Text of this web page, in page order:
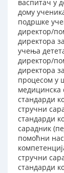
васпитач у
дому
подршке
директор/
директора
учења
директор/
директора
процесом у
медицинска
стандарди
стручни
стандарди
сарадник
помоћни
стручни
стандарди